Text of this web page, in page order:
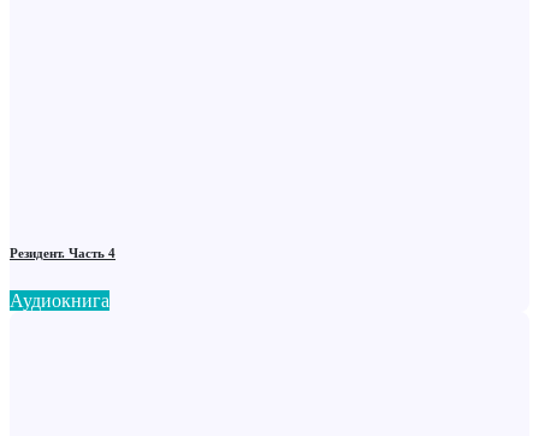
Резидент. Часть 4
Аудиокнига